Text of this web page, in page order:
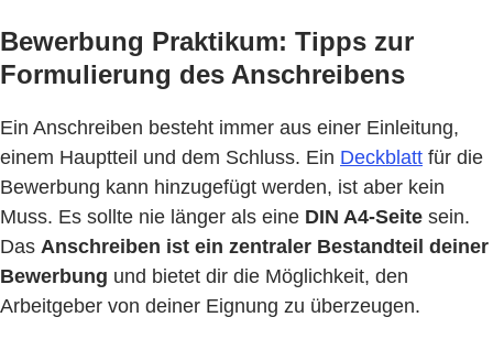
Bewerbung Praktikum: Tipps zur
Formulierung des Anschreibens
Ein Anschreiben besteht immer aus einer Einleitung,
einem Hauptteil und dem Schluss. Ein Deckblatt für die
Bewerbung kann hinzugefügt werden, ist aber kein
Muss. Es sollte nie länger als eine DIN A4-Seite sein.
Das Anschreiben ist ein zentraler Bestandteil deiner
Bewerbung und bietet dir die Möglichkeit, den
Arbeitgeber von deiner Eignung zu überzeugen.